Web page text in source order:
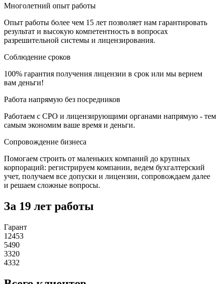
Многолетний опыт работы
Опыт работы более чем 15 лет позволяет нам гарантировать
результат и высокую компетентность в вопросах
разрешительной системы и лицензирования.
Соблюдение сроков
100% гарантия получения лицензии в срок или мы вернем
вам деньги!
Работа напрямую без посредников
Работаем с СРО и лицензирующими органами напрямую - тем
самым экономим ваше время и деньги.
Сопровождение бизнеса
Помогаем строить от маленьких компаний до крупных
корпораций: регистрируем компании, ведем бухгалтерский
учет, получаем все допуски и лицензии, сопровождаем далее
и решаем сложные вопросы.
За 19 лет работы
Гарант
12453
5490
3320
4332